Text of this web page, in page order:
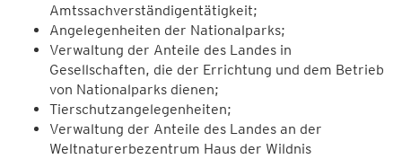
Amtssachverständigentätigkeit;
Angelegenheiten der Nationalparks;
Verwaltung der Anteile des Landes in
Gesellschaften, die der Errichtung und dem Betrieb
von Nationalparks dienen;
Tierschutzangelegenheiten;
Verwaltung der Anteile des Landes an der
Weltnaturerbe­zentrum Haus der Wildnis